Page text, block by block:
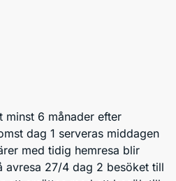
minst 6 månader efter
dag 1 serveras middagen
med tidig hemresa blir
avresa 27/4 dag 2 besöket till